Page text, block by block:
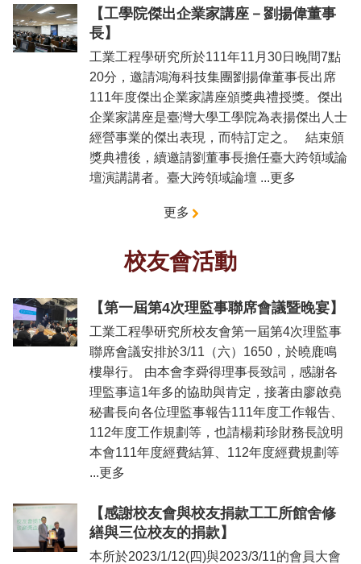
學
管
道
捐
款
專
【工學院傑出企業家講座－劉揚偉董事
長】
工業工程學研究所於111年11月30日晚間7點
20分，邀請鴻海科技集團劉揚偉董事長出席
111年度傑出企業家講座頒獎典禮授獎。傑出
企業家講座是臺灣大學工學院為表揚傑出人士
經營事業的傑出表現，而特訂定之。 結束頒
獎典禮後，續邀請劉董事長擔任臺大跨領域論
壇演講講者。臺大跨領域論壇 ...更多
更多
校友會活動
【第一屆第4次理監事聯席會議暨晚宴】
工業工程學研究所校友會第一屆第4次理監事
聯席會議安排於3/11（六）1650，於曉鹿鳴
樓舉行。 由本會李舜得理事長致詞，感謝各
理監事這1年多的協助與肯定，接著由廖啟堯
秘書長向各位理監事報告111年度工作報告、
112年度工作規劃等，也請楊莉珍財務長說明
本會111年度經費結算、112年度經費規劃等
...更多
【感謝校友會與校友捐款工工所館舍修
繕與三位校友的捐款】
本所於2023/1/12(四)與2023/3/11的會員大會